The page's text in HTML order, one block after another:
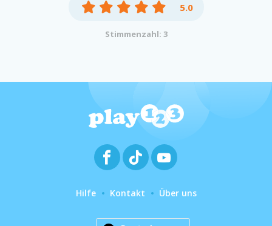
5.0
Stimmenzahl: 3
Hilfe Kontakt Über uns